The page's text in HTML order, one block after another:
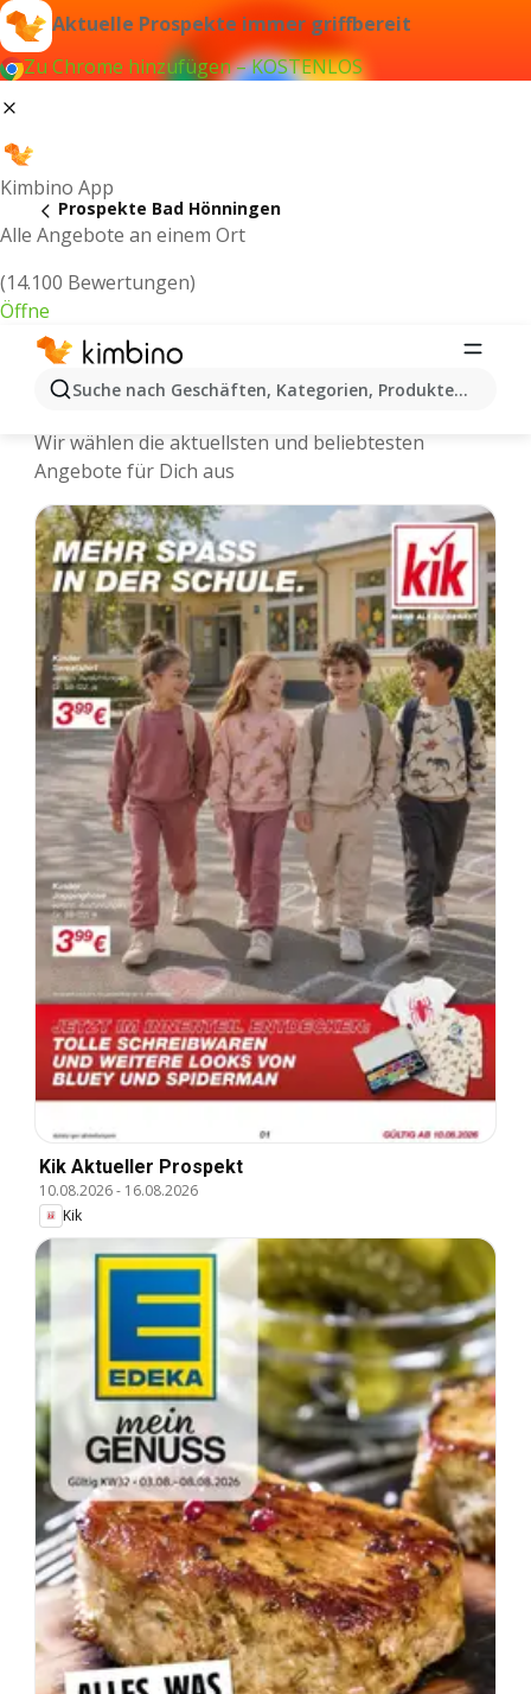
Aktuelle Prospekte immer griffbereit
Zu Chrome hinzufügen – KOSTENLOS
Kimbino App
Alle Angebote an einem Ort
(14.100 Bewertungen)
Öffne
Suche nach Geschäften, Kategorien, Produkten...
Prospekte Bad Hönningen
Bad Hönningen - Neuste Prospekte
Wir wählen die aktuellsten und beliebtesten
Angebote für Dich aus
Kik Aktueller Prospekt
10.08.2026- 16.08.2026
Kik